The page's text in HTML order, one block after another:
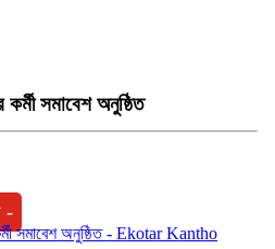
সমাবেশ অনুষ্ঠিত
-